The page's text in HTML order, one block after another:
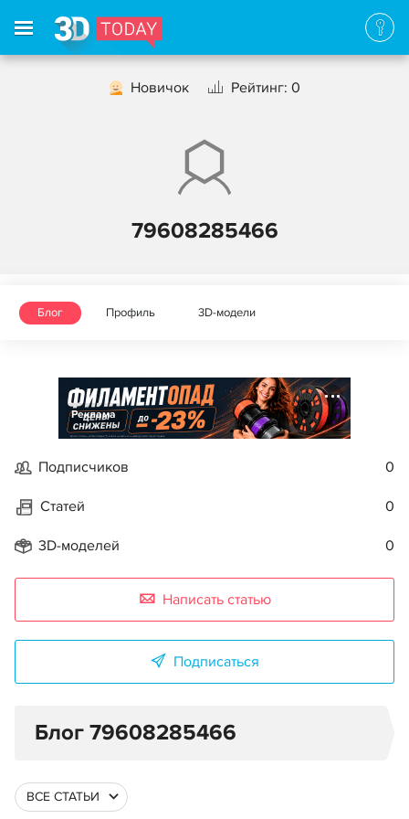
Новичок Рейтинг: 0
79608285466
Блог Профиль 3D-модели
Реклама
Подписчиков 0
Статей 0
3D-моделей 0
Написать статью
Подписаться
Блог 79608285466
ВСЕ СТАТЬИ